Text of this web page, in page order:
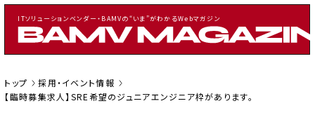
ITソリューションベンダー・BAMVの“いま”がわかるWebマガジン
トップ
採用・イベント情報
【臨時募集求人】SRE希望のジュニアエンジニア枠があります。